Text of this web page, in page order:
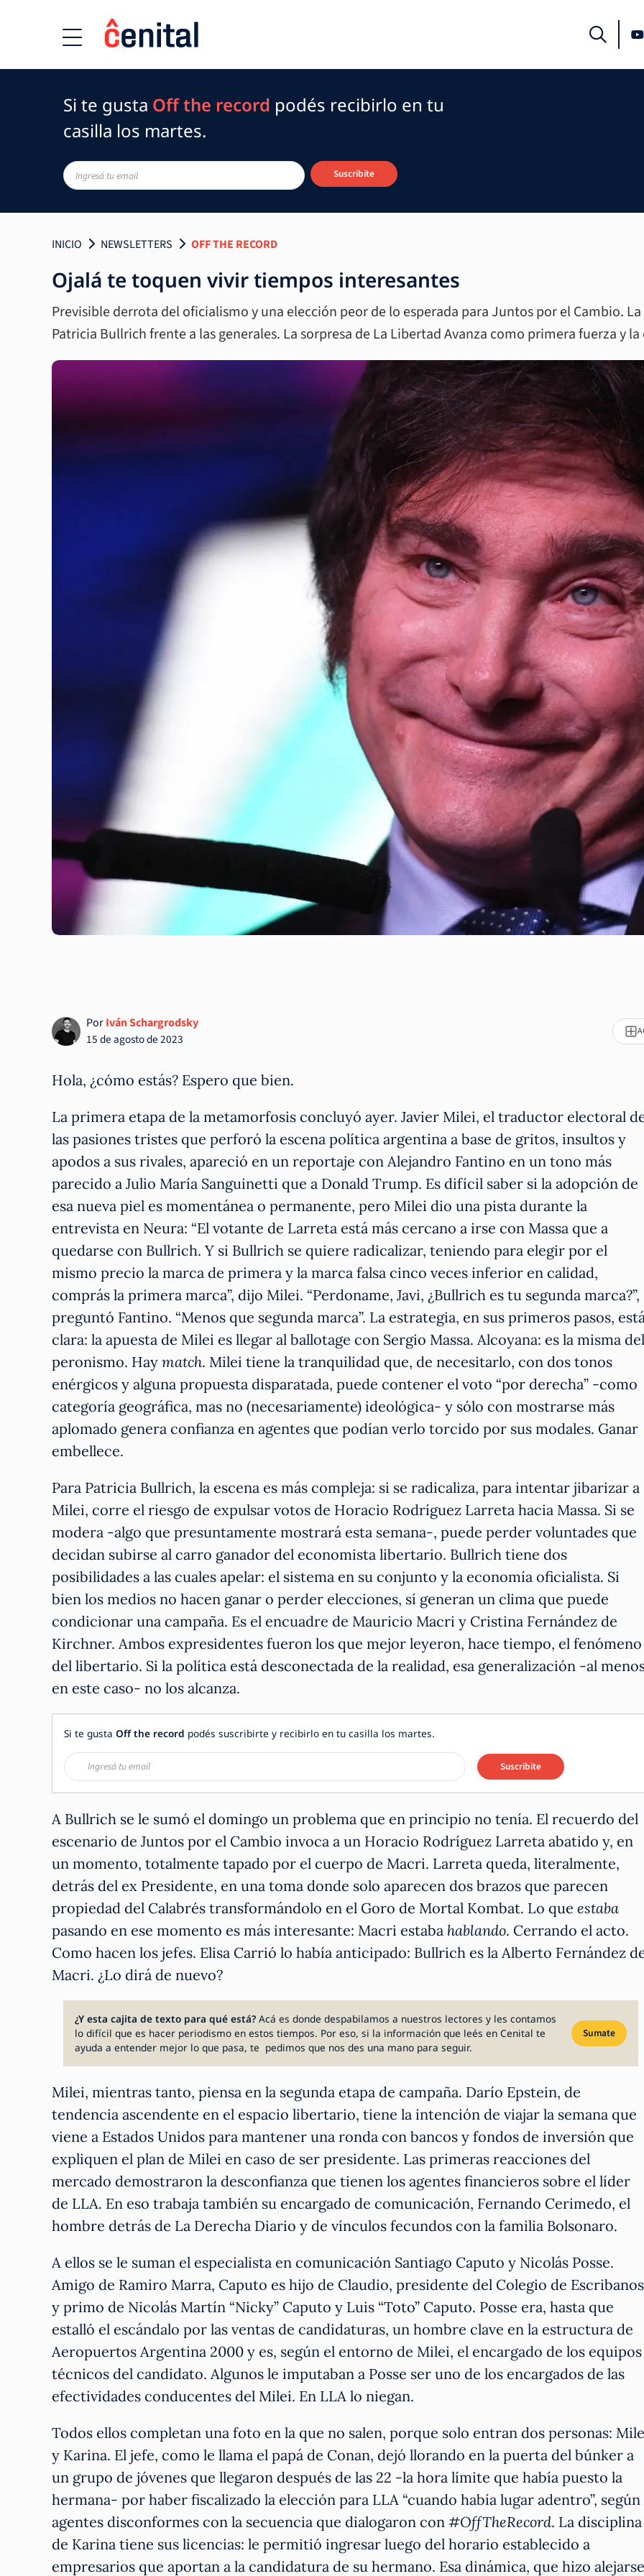
Si te gusta Off the record podés recibirlo en tu
casilla los martes.
Suscribite
INICIO NEWSLETTERS OFF THE RECORD
Ojalá te toquen vivir tiempos interesantes
Previsible derrota del oficialismo y una elección peor de lo esperada para Juntos por el Cambio. La
Patricia Bullrich frente a las generales. La sorpresa de La Libertad Avanza como primera fuerza y
PorIván Schargrodsky
15 de agosto de 2023
Hola, ¿cómo estás? Espero que bien.
La primera etapa de la metamorfosis concluyó ayer. Javier Milei, el traductor electoral
las pasiones tristes que perforó la escena política argentina a base de gritos, insultos y
apodos a sus rivales, apareció en un reportaje con Alejandro Fantino en un tono más
parecido a Julio María Sanguinetti que a Donald Trump. Es difícil saber si la adopción de
esa nueva piel es momentánea o permanente, pero Milei dio una pista durante la
entrevista en Neura: “El votante de Larreta está más cercano a irse con Massa que a
quedarse con Bullrich. Y si Bullrich se quiere radicalizar, teniendo para elegir por el
mismo precio la marca de primera y la marca falsa cinco veces inferior en calidad,
comprás la primera marca”, dijo Milei. “Perdoname, Javi, ¿Bullrich es tu segunda marca?”,
preguntó Fantino. “Menos que segunda marca”. La estrategia, en sus primeros pasos,
clara: la apuesta de Milei es llegar al ballotage con Sergio Massa. Alcoyana: es la misma del
peronismo. Hay match. Milei tiene la tranquilidad que, de necesitarlo, con dos tonos
enérgicos y alguna propuesta disparatada, puede contener el voto “por derecha” -como
categoría geográfica, mas no (necesariamente) ideológica- y sólo con mostrarse más
aplomado genera confianza en agentes que podían verlo torcido por sus modales. Ganar
embellece.
Para Patricia Bullrich, la escena es más compleja: si se radicaliza, para intentar jibarizar a
Milei, corre el riesgo de expulsar votos de Horacio Rodríguez Larreta hacia Massa. Si se
modera -algo que presuntamente mostrará esta semana-, puede perder voluntades que
decidan subirse al carro ganador del economista libertario. Bullrich tiene dos
posibilidades a las cuales apelar: el sistema en su conjunto y la economía oficialista. Si
bien los medios no hacen ganar o perder elecciones, sí generan un clima que puede
condicionar una campaña. Es el encuadre de Mauricio Macri y Cristina Fernández de
Kirchner. Ambos expresidentes fueron los que mejor leyeron, hace tiempo, el fenómeno
del libertario. Si la política está desconectada de la realidad, esa generalización -al
en este caso- no los alcanza.
Si te gusta Off the record podés suscribirte y recibirlo en tu casilla los martes.
Suscribite
A Bullrich se le sumó el domingo un problema que en principio no tenía. El recuerdo del
escenario de Juntos por el Cambio invoca a un Horacio Rodríguez Larreta abatido y, en
un momento, totalmente tapado por el cuerpo de Macri. Larreta queda, literalmente,
detrás del ex Presidente, en una toma donde solo aparecen dos brazos que parecen
propiedad del Calabrés transformándolo en el Goro de Mortal Kombat. Lo que estaba
pasando en ese momento es más interesante: Macri estaba hablando. Cerrando el acto.
Como hacen los jefes. Elisa Carrió lo había anticipado: Bullrich es la Alberto Fernández
Macri. ¿Lo dirá de nuevo?
¿Y esta cajita de texto para qué está? Acá es donde despabilamos a nuestros lectores y les contamos
lo difícil que es hacer periodismo en estos tiempos. Por eso, si la información que leés en Cenital te
ayuda a entender mejor lo que pasa, te pedimos que nos des una mano para seguir.
Sumate
Milei, mientras tanto, piensa en la segunda etapa de campaña. Darío Epstein, de
tendencia ascendente en el espacio libertario, tiene la intención de viajar la semana que
viene a Estados Unidos para mantener una ronda con bancos y fondos de inversión que
expliquen el plan de Milei en caso de ser presidente. Las primeras reacciones del
mercado demostraron la desconfianza que tienen los agentes financieros sobre el líder
de LLA. En eso trabaja también su encargado de comunicación, Fernando Cerimedo, el
hombre detrás de La Derecha Diario y de vínculos fecundos con la familia Bolsonaro.
A ellos se le suman el especialista en comunicación Santiago Caputo y Nicolás Posse.
Amigo de Ramiro Marra, Caputo es hijo de Claudio, presidente del Colegio de Escribanos
y primo de Nicolás Martín “Nicky” Caputo y Luis “Toto” Caputo. Posse era, hasta que
estalló el escándalo por las ventas de candidaturas, un hombre clave en la estructura de
Aeropuertos Argentina 2000 y es, según el entorno de Milei, el encargado de los equipos
técnicos del candidato. Algunos le imputaban a Posse ser uno de los encargados de las
efectividades conducentes del Milei. En LLA lo niegan.
Todos ellos completan una foto en la que no salen, porque solo entran dos personas:
y Karina. El jefe, como le llama el papá de Conan, dejó llorando en la puerta del búnker a
un grupo de jóvenes que llegaron después de las 22 -la hora límite que había puesto la
hermana- por haber fiscalizado la elección para LLA “cuando había lugar adentro”, según
agentes disconformes con la secuencia que dialogaron con #OffTheRecord. La disciplina
de Karina tiene sus licencias: le permitió ingresar luego del horario establecido a
empresarios que aportan a la candidatura de su hermano. Esa dinámica, que hizo alejarse